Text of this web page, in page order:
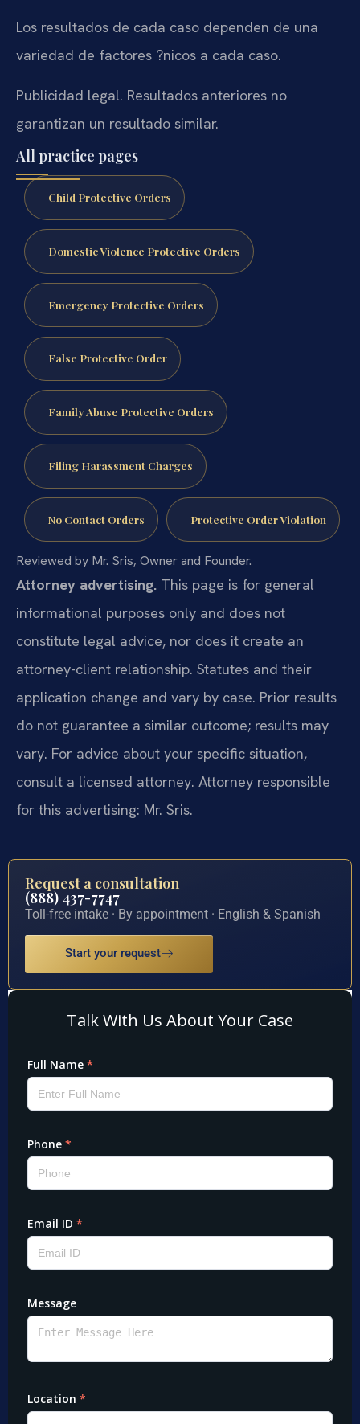
Los resultados de cada caso dependen de una
variedad de factores ?nicos a cada caso.
Publicidad legal. Resultados anteriores no
garantizan un resultado similar.
All practice pages
Child Protective Orders
Domestic Violence Protective Orders
Emergency Protective Orders
False Protective Order
Family Abuse Protective Orders
Filing Harassment Charges
No Contact Orders Protective Order Violation
Reviewed by Mr. Sris, Owner and Founder.
Attorney advertising. This page is for general
informational purposes only and does not
constitute legal advice, nor does it create an
attorney-client relationship. Statutes and their
application change and vary by case. Prior results
do not guarantee a similar outcome; results may
vary. For advice about your specific situation,
consult a licensed attorney. Attorney responsible
for this advertising: Mr. Sris.
Request a consultation
(888) 437-7747
Toll-free intake · By appointment · English & Spanish
Start your request